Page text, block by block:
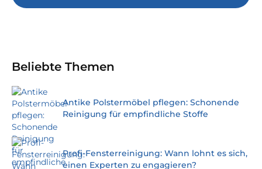
Beliebte Themen
Antike Polstermöbel pflegen: Schonende
Reinigung für empfindliche Stoffe
Profi-Fensterreinigung: Wann lohnt es sich,
einen Experten zu engagieren?